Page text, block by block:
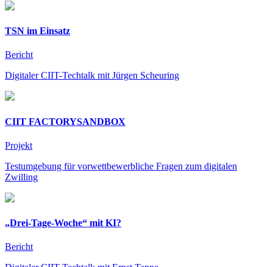
TSN im Einsatz
Bericht
Digitaler CIIT-Techtalk mit Jürgen Scheuring
CIIT FACTORYSANDBOX
Projekt
Testumgebung für vorwettbewerbliche Fragen zum digitalen
Zwilling
„Drei-Tage-Woche“ mit KI?
Bericht